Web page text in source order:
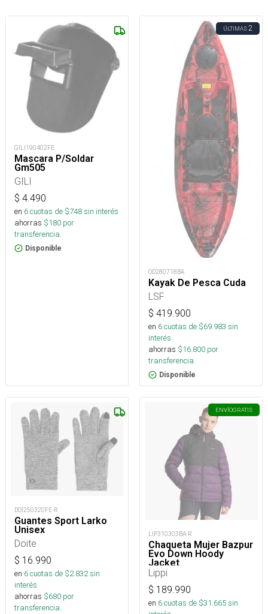
GILI190402FE
Mascara P/Soldar
Gm505
GILI
$ 4.490
en 6cuotas de $748sin interés
ahorras $180 por
transferencia.
Disponible
ÚLTIMAS2
OD280718BA
Kayak De Pesca Cuda
LSF
$ 419.900
en 6cuotas de $69.983 sin
interés
ahorras $16.800 por
transferencia.
Disponible
DOI250320FE-R
Guantes Sport Larko
Unisex
Doite
$ 16.990
en 6cuotas de $2.832sin
interés
ahorras $680 por
transferencia.
ENVÍOGRATIS
LIP310303BA-R
Chaqueta Mujer Bazpur
Evo Down Hoody
Jacket
Lippi
$ 189.990
en 6cuotas de $31.665sin